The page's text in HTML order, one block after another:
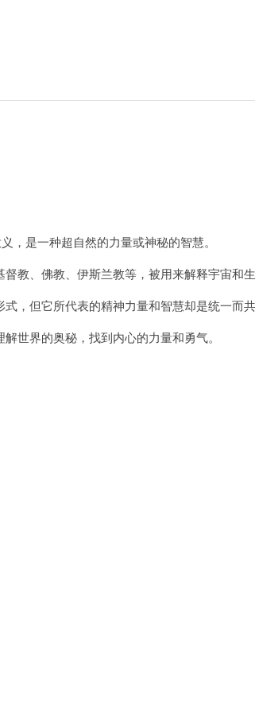
是一种超自然的力量或神秘的智慧。
、佛教、伊斯兰教等，被用来解释宇宙和生
但它所代表的精神力量和智慧却是统一而共
界的奥秘，找到内心的力量和勇气。